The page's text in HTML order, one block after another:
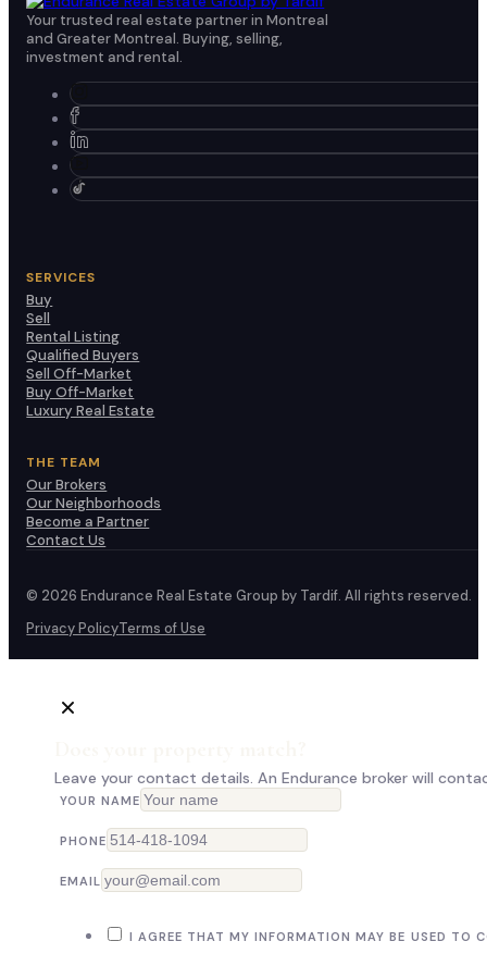
Your trusted real estate partner in Montreal
and Greater Montreal. Buying, selling,
investment and rental.
SERVICES
Buy
Sell
Rental Listing
Qualified Buyers
Sell Off-Market
Buy Off-Market
Luxury Real Estate
THE TEAM
Our Brokers
Our Neighborhoods
Become a Partner
Contact Us
© 2026 Endurance Real Estate Group by Tardif. All rights reserved.
Privacy PolicyTerms of Use
Leave your contact details. An Endurance broker will
YOUR NAME
PHONE
EMAIL
I AGREE THAT MY INFORMATION MAY BE USED TO